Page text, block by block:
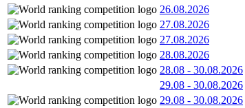
26.08.2026
27.08.2026
27.08.2026
28.08.2026
28.08 - 30.08.2026
29.08 - 30.08.2026
29.08 - 30.08.2026